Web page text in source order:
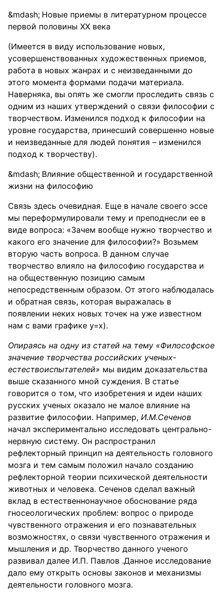
Новые приемы в литературном процессе
первой половины ХХ века
(Имеется в виду использование новых,
усовершенствованных художественных приемов,
работа в новых жанрах и с неизведанными до
этого момента формами подачи материала.
Наверняка, вы опять же смогли проследить связь с
одним из наших утверждений о связи философии с
творчеством. Изменился подход к философии на
уровне государства, принесший совершенно новые
и неизведанные для людей понятия – изменился
подход к творчеству).
Влияние общественной и государственной
жизни на философию
Связь здесь очевидная. Еще в начале своего эссе
мы переформулировали тему и преподнесли ее в
виде вопроса: «Зачем вообще нужно творчество и
какого его значение для философии?» Возьмем
вторую часть вопроса. В данном случае
творчество влияло на философию государства и
на общественную позицию самым
непосредственным образом. От этого наблюдалась
и обратная связь, которая выражалась в
появлении неких новых точек на уже известном
нам с вами графике y=x).
Опираясь на одну из статей на тему «Философское
значение творчества российских ученых-
естествоиспытателей» мы видим доказательства
выше сказанного мной суждения. В статье
говорится о том, что изобретения и идеи наших
русских ученых оказало не малое влияние на
развитие философии. Например, И.М.Сеченов
начал экспериментально исследовать центрально-
нервную систему. Он распространил
рефлекторный принцип на деятельность головного
мозга и тем самым положил начало созданию
рефлекторной теории психической деятельности
животных и человека. Сеченов сделал важный
вклад в естественнонаучное обоснование ряда
гносеологических проблем: вопрос о природе
чувственного отражения и его познавательных
возможностях, о связи чувственного отражения и
мышления и др. Творчество данного ученого
развивал далее И.П. Павлов .Данное исследование
дало ему открыть основы законов и механизмы
деятельности головного мозга.